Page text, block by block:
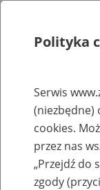
Rejestry, ewidencje i
Baza
Polityka
Serwis
(niezbędne)
cookies.
przez nas
„Przejdź do
zgody